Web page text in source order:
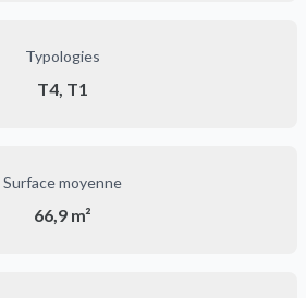
Typologies
T4, T1
Surface moyenne
66,9 m²